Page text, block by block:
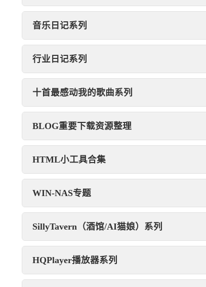
音乐日记系列
行业日记系列
十首最感动我的歌曲系列
BLOG重要下载资源整理
HTML小工具合集
WIN-NAS专题
SillyTavern（酒馆/AI猫娘）系列
HQPlayer播放器系列